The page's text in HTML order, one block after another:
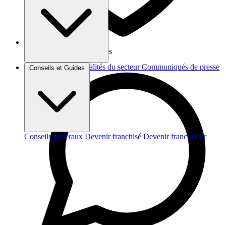
Brèves et actus Actualités du secteur Communiqués de presse
Conseils et Guides
Conseils généraux Devenir franchisé Devenir franchiseur
Vos données sont protégées